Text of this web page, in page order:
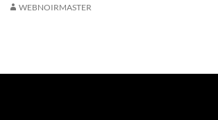
WEBNOIRMASTER